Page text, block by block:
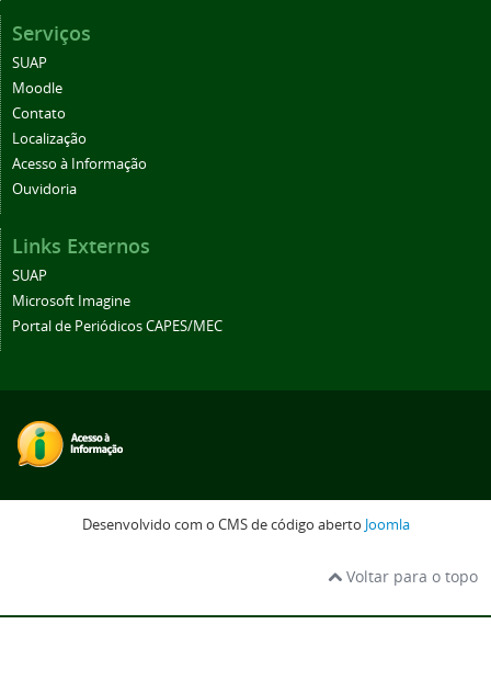
Serviços
SUAP
Moodle
Contato
Localização
Acesso à Informação
Ouvidoria
Links Externos
SUAP
Microsoft Imagine
Portal de Periódicos CAPES/MEC
Desenvolvido com o CMS de código aberto Joomla
Voltar para o topo